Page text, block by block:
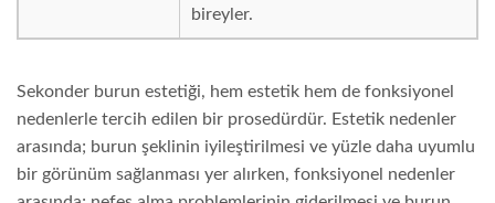
bireyler.
Sekonder burun estetiği, hem estetik hem de fonksiyonel
nedenlerle tercih edilen bir prosedürdür. Estetik nedenler
arasında; burun şeklinin iyileştirilmesi ve yüzle daha uyumlu
bir görünüm sağlanması yer alırken, fonksiyonel nedenler